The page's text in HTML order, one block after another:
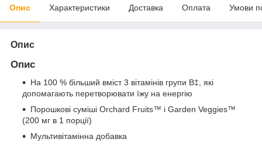
Опис Характеристики Доставка Оплата Умови
Опис
Опис
На 100 % більший вміст 3 вітамінів групи B‡, які
допомагають перетворювати їжу на енергію
Порошкові суміші Orchard Fruits™ і Garden Veggies™
(200 мг в 1 порції)
Мультивітамінна добавка